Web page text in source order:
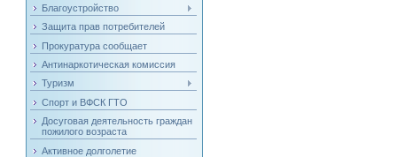
Благоустройство
Защита прав потребителей
Прокуратура сообщает
Антинаркотическая комиссия
Туризм
Спорт и ВФСК ГТО
Досуговая деятельность граждан
пожилого возраста
Активное долголетие